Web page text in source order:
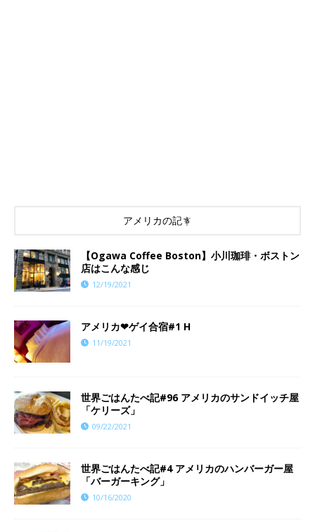
アメリカの記事
【Ogawa Coffee Boston】小川珈琲・ボストン
店はこんな感じ
12/19/2021
アメリカ❤︎ゲイ合宿#1 H
11/19/2021
世界ごはんたべ記#96 アメリカのサンドイッチ屋
「ケリーズ」
09/22/2021
世界ごはんたべ記#4 アメリカのハンバーガー屋
「バーガーキング」
10/16/2020